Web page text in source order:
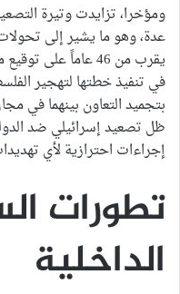
ومؤخرا، تزايدت وتيرة
عدة، وهو ما يشير إلى
يقرب من 46 عاماً
في تنفيذ خطتها لتهجير
بتجميد التعاون بينهما في
ظل تصعيد إسرائيلي ضد
إجراءات احترازية لأي
تطورات
الداخلية